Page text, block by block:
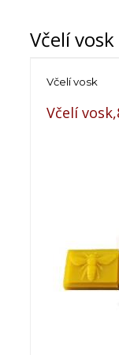
Včelí vosk
Včelí vosk
Včelí